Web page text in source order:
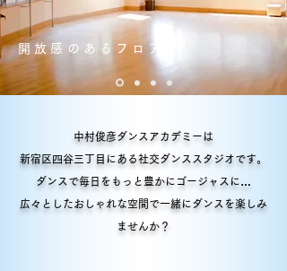
開放感のあるフロアで
中村俊彦ダンスアカデミーは
新宿区四谷三丁目にある社交ダンススタジオです。
ダンスで毎日をもっと豊かにゴージャスに…
広々としたおしゃれな空間で一緒にダンスを楽しみ
ませんか？